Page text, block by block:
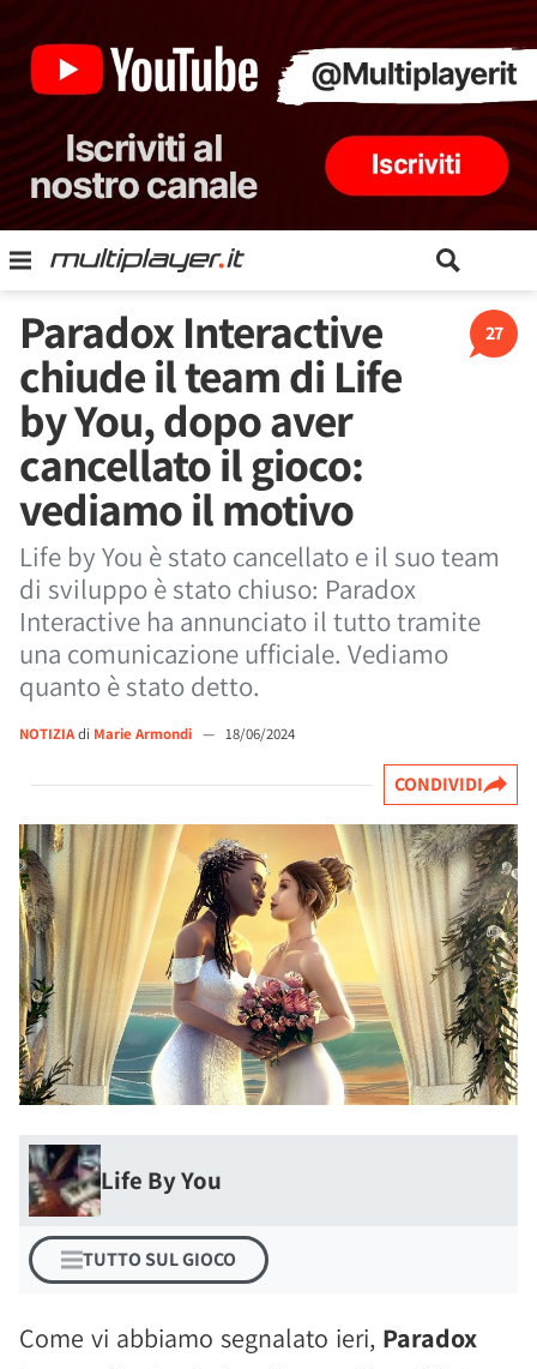
27
Paradox Interactive
chiude il team di Life
by You, dopo aver
cancellato il gioco:
vediamo il motivo
Life by You è stato cancellato e il suo team
di sviluppo è stato chiuso: Paradox
Interactive ha annunciato il tutto tramite
una comunicazione ufficiale. Vediamo
quanto è stato detto.
NOTIZIAdi Marie Armondi — 18/06/2024
CONDIVIDI
Life By You
TUTTO SUL GIOCO
Come vi abbiamo segnalato ieri, Paradox